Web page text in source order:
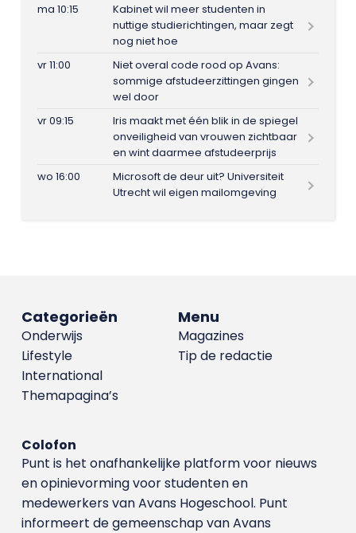
ma 10:15
Kabinet wil meer studenten in
nuttige studierichtingen, maar zegt
nog niet hoe
vr 11:00
Niet overal code rood op Avans:
sommige afstudeerzittingen gingen
wel door
vr 09:15
Iris maakt met één blik in de spiegel
onveiligheid van vrouwen zichtbaar
en wint daarmee afstudeerprijs
wo 16:00
Microsoft de deur uit? Universiteit
Utrecht wil eigen mailomgeving
Menu
Magazines
Tip de redactie
Categorieën
Onderwijs
Lifestyle
International
Themapagina’s
Colofon
Punt is het onafhankelijke platform voor nieuws
en opinievorming voor studenten en
medewerkers van Avans Hoge­school. Punt
informeert de gemeenschap van Avans